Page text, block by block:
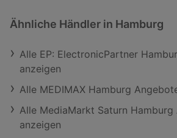
Ähnliche Händler in Hamburg
Alle EP: ElectronicPartner
anzeigen
Alle MEDIMAX Hamburg
Alle MediaMarkt Saturn
anzeigen